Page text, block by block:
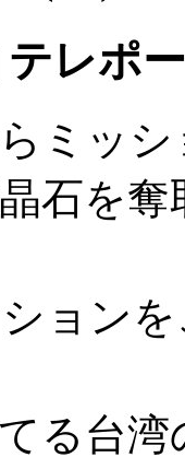
テレポ
ミッ
石を
ョン
る台